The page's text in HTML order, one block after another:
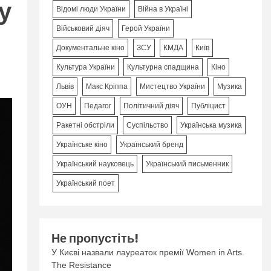
Відомі люди України Війна в Україні
Військовий діяч Герой України
Документальне кіно ЗСУ КМДА Київ
Культура України Культурна спадщина Кіно
Львів Макс Кріппа Мистецтво України Музика
ОУН Педагог Політичний діяч Публіцист
Ракетні обстріли Суспільство Українська музика
Українське кіно Український бренд
Український науковець Український письменник
Український поет
Не пропустіть!
У Києві назвали лауреаток премії Women in Arts.
The Resistance